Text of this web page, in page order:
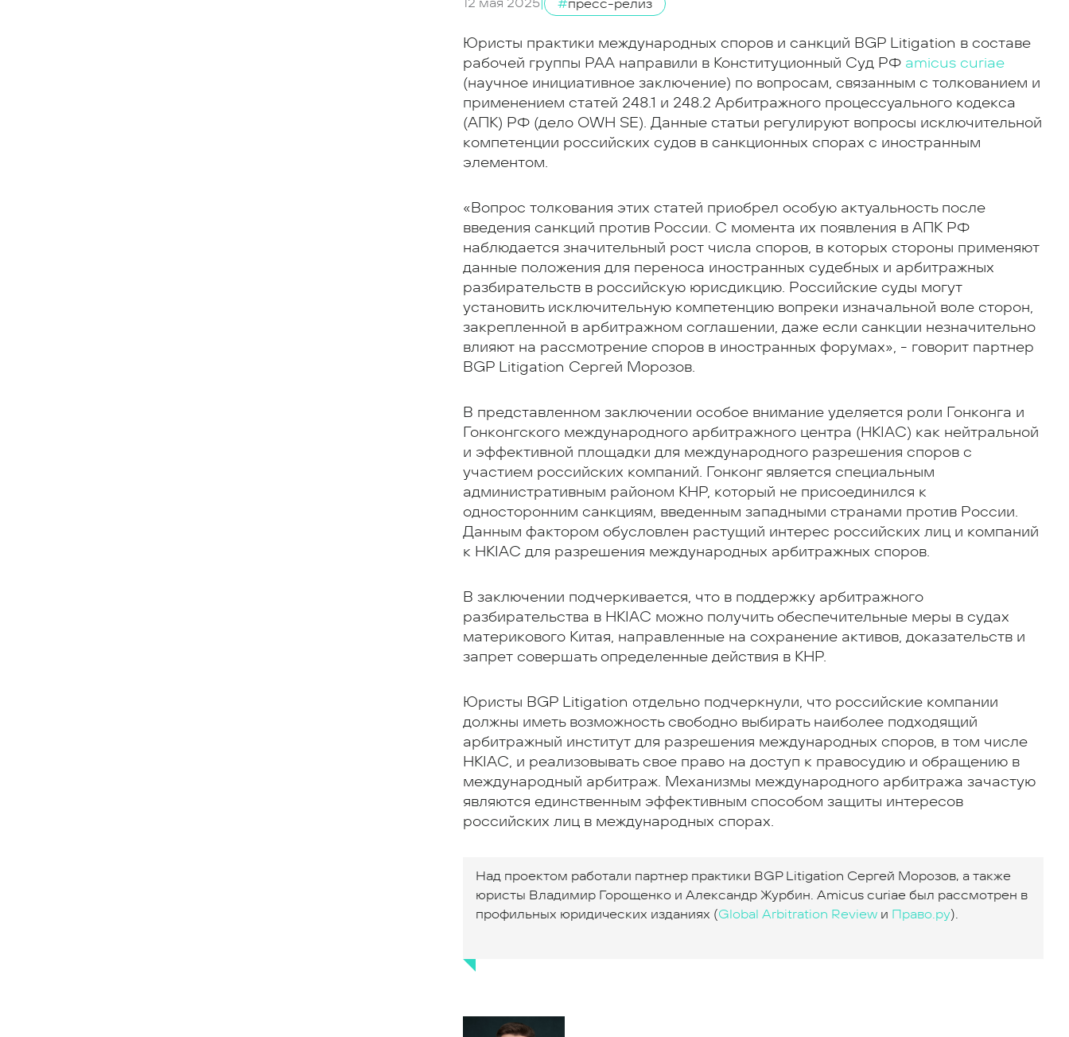
12 мая 2025 #пресс-релиз
Юристы практики международных споров и санкций BGP Litigation в составе
рабочей группы РАА направили в Конституционный Суд РФ amicus curiae
(научное инициативное заключение) по вопросам, связанным с толкованием и
применением статей 248.1 и 248.2 Арбитражного процессуального кодекса
(АПК) РФ (дело OWH SE). Данные статьи регулируют вопросы исключительной
компетенции российских судов в санкционных спорах с иностранным
элементом.
«Вопрос толкования этих статей приобрел особую актуальность после
введения санкций против России. С момента их появления в АПК РФ
наблюдается значительный рост числа споров, в которых стороны применяют
данные положения для переноса иностранных судебных и арбитражных
разбирательств в российскую юрисдикцию. Российские суды могут
установить исключительную компетенцию вопреки изначальной воле сторон,
закрепленной в арбитражном соглашении, даже если санкции незначительно
влияют на рассмотрение споров в иностранных форумах», - говорит партнер
BGP Litigation Сергей Морозов.
В представленном заключении особое внимание уделяется роли Гонконга и
Гонконгского международного арбитражного центра (HKIAC) как нейтральной
и эффективной площадки для международного разрешения споров с
участием российских компаний. Гонконг является специальным
административным районом КНР, который не присоединился к
односторонним санкциям, введенным западными странами против России.
Данным фактором обусловлен растущий интерес российских лиц и компаний
к HKIAC для разрешения международных арбитражных споров.
В заключении подчеркивается, что в поддержку арбитражного
разбирательства в HKIAC можно получить обеспечительные меры в судах
материкового Китая, направленные на сохранение активов, доказательств и
запрет совершать определенные действия в КНР.
Юристы BGP Litigation отдельно подчеркнули, что российские компании
должны иметь возможность свободно выбирать наиболее подходящий
арбитражный институт для разрешения международных споров, в том числе
HKIAC, и реализовывать свое право на доступ к правосудию и обращению в
международный арбитраж. Механизмы международного арбитража зачастую
являются единственным эффективным способом защиты интересов
российских лиц в международных спорах.
Над проектом работали партнер практики BGP Litigation Сергей Морозов, а также
юристы Владимир Горощенко и Александр Журбин. Amicus curiae был рассмотрен в
профильных юридических изданиях (Global Arbitration Review и Право.ру).